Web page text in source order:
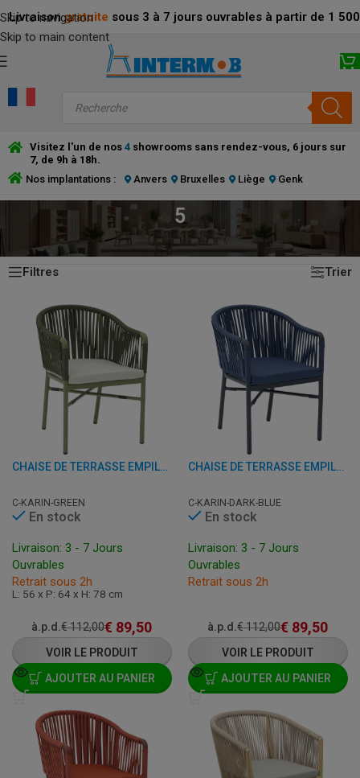
Skip to navigation
Skip to main content
Livraison gratuite sous 3 à 7 jours ouvrables à partir de 1
Visitez l'un de nos 4 showrooms sans rendez-vous, 6 jours sur
7, de 9h à 18h.
Nos implantations :
Anvers Bruxelles Liège Genk
5
ACCUEIL/PRODUCT COUSSIN D\'ASSISE (CM)/
5 résultats affichés
Filtres
Trier
CHAISE DE TERRASSE EMPILABLE AVEC ACCOUDOIRS - KARIN - ALUMINIUM
C-KARIN-GREEN
En stock
Livraison: 3 - 7 Jours
Ouvrables
Retrait sous 2h
L: 56 x P: 64 x H: 78 cm
à.p.d.€112,00€ 89,50
VOIR LE PRODUIT
AJOUTER AU PANIER
CHAISE DE TERRASSE EMPILABLE AVEC ACCOUDOIRS - KARIN - ALUMINIUM
C-KARIN-DARK-BLUE
En stock
Livraison: 3 - 7 Jours
Ouvrables
Retrait sous 2h
à.p.d.€112,00€ 89,50
VOIR LE PRODUIT
AJOUTER AU PANIER